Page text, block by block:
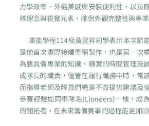
力學效率、外觀美感與安裝便利性，以及
隊理念與視覺元素，確保外觀完整性與專業
車能學程114級黃昱昇同學表示本次節
是他首次實際接觸車輛製作，也是第一次
為要具備專業的知識、精實的時間管理及
成隊長的職責，儘管在履行職務中時，常
而指導老師及隊員們總是不吝提供建議及
參賽經驗如同車隊名(Lioneers)一樣，成
的開拓者，在未來籌備賽事的過程能更加順